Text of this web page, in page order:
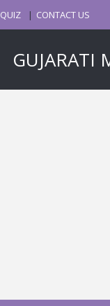
QUIZ CONTACT US
GUJARATI